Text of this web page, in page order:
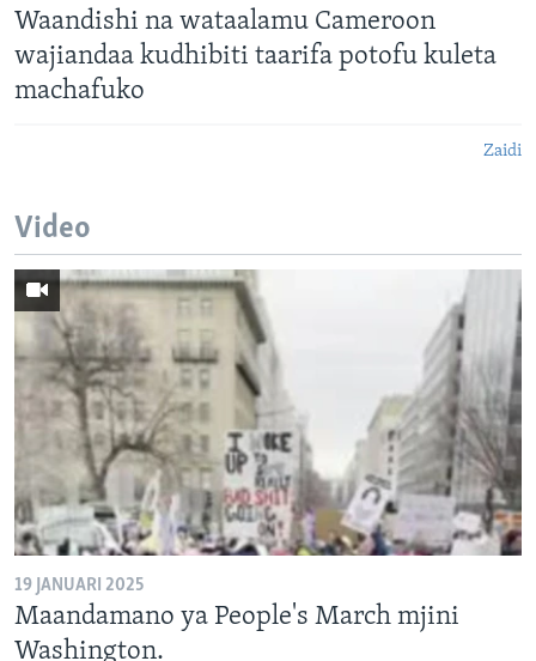
Waandishi na wataalamu Cameroon
wajiandaa kudhibiti taarifa potofu kuleta
machafuko
Zaidi
Video
19 JANUARI 2025
Maandamano ya People's March mjini
Washington.